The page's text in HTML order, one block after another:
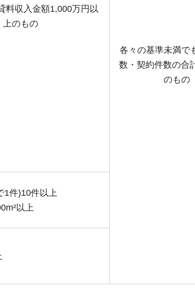
料収入金額1,000万円以
上のもの
各々の基準未満で
数・契約件数の合
のもの
1件)10件以上
以上